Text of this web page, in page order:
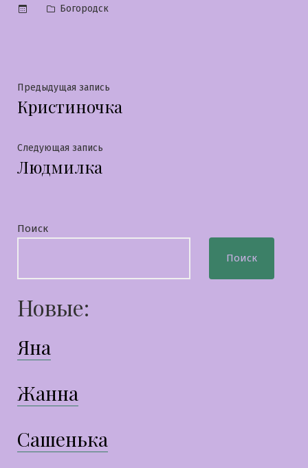
Опубликовано
Богородск
Навигация
по
записям
Предыдущая запись
запись:
Кристиночка
Следующая запись
Людмилка
Поиск
Поиск
Новые:
Яна
Жанна
Сашенька